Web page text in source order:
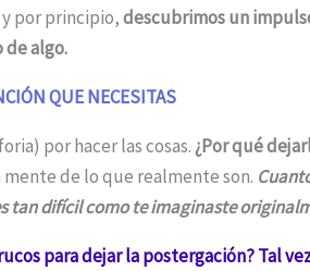
por principio,descubrimos un
de algo.
QUE NECESITAS
por hacer las cosas. ¿Por qué
de lo que realmente son.
tan difícil como te imaginaste
para dejar la postergación? Tal